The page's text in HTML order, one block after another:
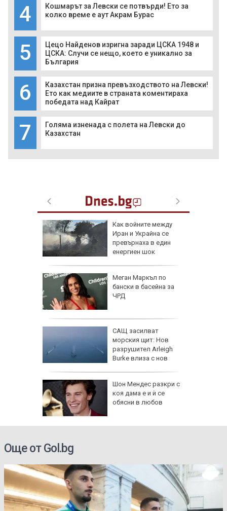
4
Кошмарът за Левски се потвърди! Ето за
колко време е аут Акрам Бурас
5
Цецо Найденов изригна заради ЦСКА 1948 и
ЦСКА: Случи се нещо, което е уникално за
България
6
Казахстан призна превъзходството на Левски!
Ето как медиите в страната коментираха
победата над Кайрат
7
Голяма изненада с полета на Левски до
Казахстан
Как войните между
Иран и Украйна се
превърнаха в един
енергиен шок
Меган Маркъл по
бански в басейна за
ЧРД
САЩ засилват
морския щит: Нов
разрушител Arleigh
Burke влиза с нов
Шон Мендес разкри с
коя дама е и ѝ се
обясни в любов
Още от Gol.bg